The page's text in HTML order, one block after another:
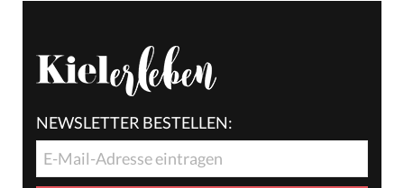
NEWSLETTER BESTELLEN: